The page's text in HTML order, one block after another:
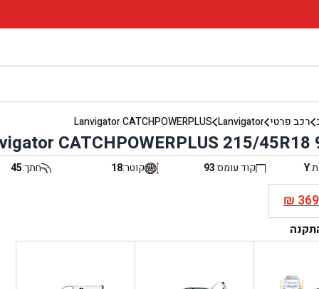
רכב פרטי Lanvigator
Lanvigator CATCHPOWERPLUS
CATCHPOWERPLUS 215/45R18
Y קוד עומס:93 קוטר:18 חתך:45
₪369